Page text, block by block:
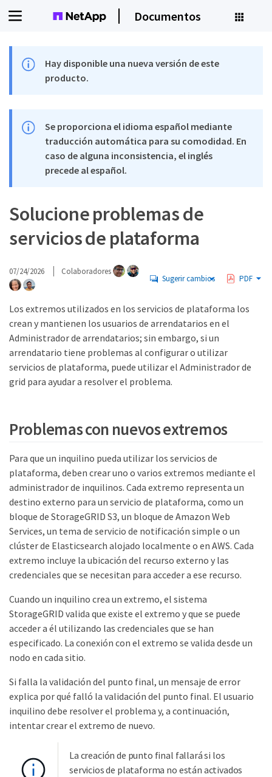
Documentos
Hay disponible una nueva versión de este
producto.
Se proporciona el idioma español mediante
traducción automática para su comodidad. En
caso de alguna inconsistencia, el inglés
precede al español.
Solucione problemas de
servicios de plataforma
07/24/2026 Colaboradores
Sugerir cambios PDF
Los extremos utilizados en los servicios de plataforma los
crean y mantienen los usuarios de arrendatarios en el
Administrador de arrendatarios; sin embargo, si un
arrendatario tiene problemas al configurar o utilizar
servicios de plataforma, puede utilizar el Administrador de
grid para ayudar a resolver el problema.
Problemas con nuevos extremos
Para que un inquilino pueda utilizar los servicios de
plataforma, deben crear uno o varios extremos mediante el
administrador de inquilinos. Cada extremo representa un
destino externo para un servicio de plataforma, como un
bloque de StorageGRID S3, un bloque de Amazon Web
Services, un tema de servicio de notificación simple o un
clúster de Elasticsearch alojado localmente o en AWS. Cada
extremo incluye la ubicación del recurso externo y las
credenciales que se necesitan para acceder a ese recurso.
Cuando un inquilino crea un extremo, el sistema
StorageGRID valida que existe el extremo y que se puede
acceder a él utilizando las credenciales que se han
especificado. La conexión con el extremo se valida desde un
nodo en cada sitio.
Si falla la validación del punto final, un mensaje de error
explica por qué falló la validación del punto final. El usuario
inquilino debe resolver el problema y, a continuación,
intentar crear el extremo de nuevo.
La creación de punto final fallará si los
servicios de plataforma no están activados